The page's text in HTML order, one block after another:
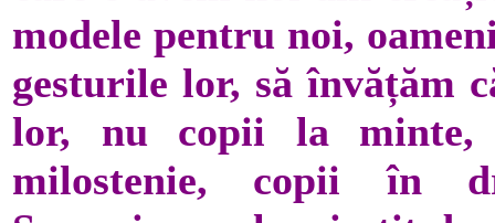
modele pentru noi,
gesturile lor, să învățăm
lor, nu copii la
milostenie, copii în